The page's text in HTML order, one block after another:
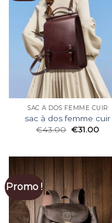
SAC À DOS FEMME CUIR
sac à dos femme cuir
€43.00 €31.00
Promo !